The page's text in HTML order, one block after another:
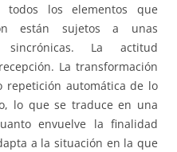
los elementos que
están sujetos a unas
sincrónicas. La actitud
La transformación
repetición automática de lo
lo que se traduce en una
envuelve la finalidad
a la situación en la que